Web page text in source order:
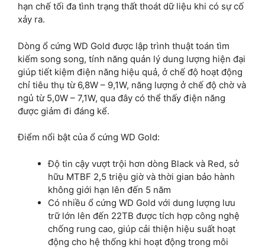
hạn chế tối đa tình trạng thất thoát dữ liệu khi có sự cố
xảy ra.
Dòng ổ cứng WD Gold được lập trình thuật toán tìm
kiếm song song, tính năng quản lý dung lượng hiện đại
giúp tiết kiệm điện năng hiệu quả, ở chế độ hoạt động
chỉ tiêu thụ từ 6,8W – 9,1W, năng lượng ở chế độ chờ và
ngủ từ 5,0W – 7,1W, qua đây có thể thấy điện năng
được giảm đi đáng kể.
Điểm nổi bật của ổ cứng WD Gold:
Độ tin cậy vượt trội hơn dòng Black và Red, sở
hữu MTBF 2,5 triệu giờ và thời gian bảo hành
không giới hạn lên đến 5 năm
Có nhiều ổ cứng WD Gold với dung lượng lưu
trữ lớn lên đến 22TB được tích hợp công nghệ
chống rung cao, giúp cải thiện hiệu suất hoạt
động cho hệ thống khi hoạt động trong môi